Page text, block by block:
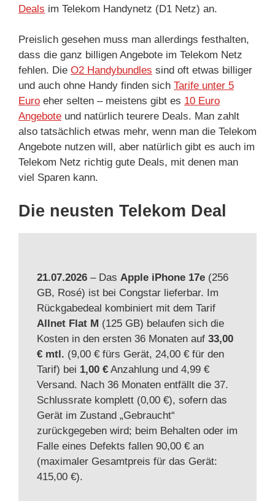
Deals im Telekom Handynetz (D1 Netz) an.
Preislich gesehen muss man allerdings festhalten,
dass die ganz billigen Angebote im Telekom Netz
fehlen. Die O2 Handybundles sind oft etwas billiger
und auch ohne Handy finden sich Tarife unter 5
Euro eher selten – meistens gibt es 10 Euro
Angebote und natürlich teurere Deals. Man zahlt
also tatsächlich etwas mehr, wenn man die Telekom
Angebote nutzen will, aber natürlich gibt es auch im
Telekom Netz richtig gute Deals, mit denen man
viel Sparen kann.
Die neusten Telekom Deal
21.07.2026 – Das Apple iPhone 17e (256
GB, Rosé) ist bei Congstar lieferbar. Im
Rückgabedeal kombiniert mit dem Tarif
Allnet Flat M (125 GB) belaufen sich die
Kosten in den ersten 36 Monaten auf 33,00
€ mtl. (9,00 € fürs Gerät, 24,00 € für den
Tarif) bei 1,00 € Anzahlung und 4,99 €
Versand. Nach 36 Monaten entfällt die 37.
Schlussrate komplett (0,00 €), sofern das
Gerät im Zustand „Gebraucht“
zurückgegeben wird; beim Behalten oder im
Falle eines Defekts fallen 90,00 € an
(maximaler Gesamtpreis für das Gerät:
415,00 €).